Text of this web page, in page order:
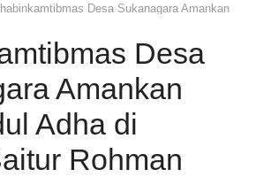
Desa Sukanagara Amankan
Desa
Amankan
Adha di
Rohman